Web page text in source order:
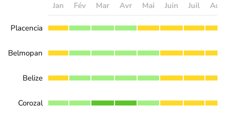
Jan Fév Mar Avr Mai Juin Juil
Placencia
Belmopan
Belize
Corozal